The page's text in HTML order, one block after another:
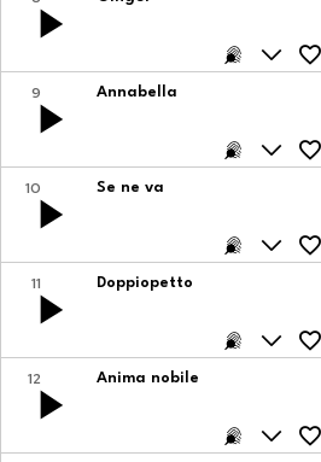
9 Annabella
10 Se ne va
11 Doppiopetto
12 Anima nobile